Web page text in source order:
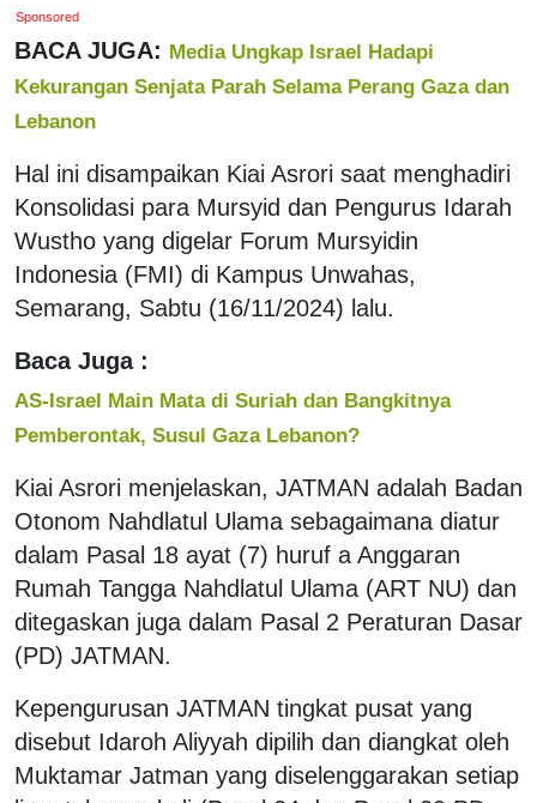
Sponsored
BACA JUGA: Media Ungkap Israel Hadapi
Kekurangan Senjata Parah Selama Perang Gaza dan
Lebanon
Hal ini disampaikan Kiai Asrori saat menghadiri
Konsolidasi para Mursyid dan Pengurus Idarah
Wustho yang digelar Forum Mursyidin
Indonesia (FMI) di Kampus Unwahas,
Semarang, Sabtu (16/11/2024) lalu.
Baca Juga :
AS-Israel Main Mata di Suriah dan Bangkitnya
Pemberontak, Susul Gaza Lebanon?
Kiai Asrori menjelaskan, JATMAN adalah Badan
Otonom Nahdlatul Ulama sebagaimana diatur
dalam Pasal 18 ayat (7) huruf a Anggaran
Rumah Tangga Nahdlatul Ulama (ART NU) dan
ditegaskan juga dalam Pasal 2 Peraturan Dasar
(PD) JATMAN.
Kepengurusan JATMAN tingkat pusat yang
disebut Idaroh Aliyyah dipilih dan diangkat oleh
Muktamar Jatman yang diselenggarakan setiap